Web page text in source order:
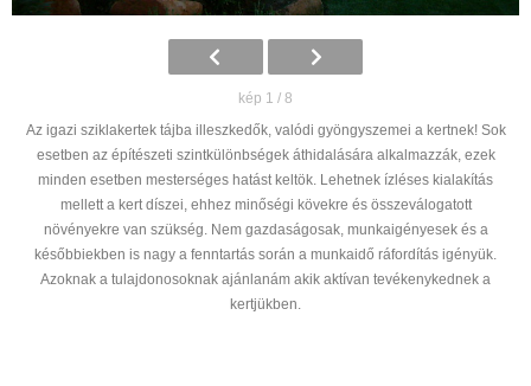
kép 1 / 8
Az igazi sziklakertek tájba illeszkedők, valódi gyöngyszemei a kertnek! Sok
esetben az építészeti szintkülönbségek áthidalására alkalmazzák, ezek
minden esetben mesterséges hatást keltök. Lehetnek ízléses kialakítás
mellett a kert díszei, ehhez minőségi kövekre és összeválogatott
növényekre van szükség. Nem gazdaságosak, munkaigényesek és a
későbbiekben is nagy a fenntartás során a munkaidő ráfordítás igényük.
Azoknak a tulajdonosoknak ajánlanám akik aktívan tevékenykednek a
kertjükben.